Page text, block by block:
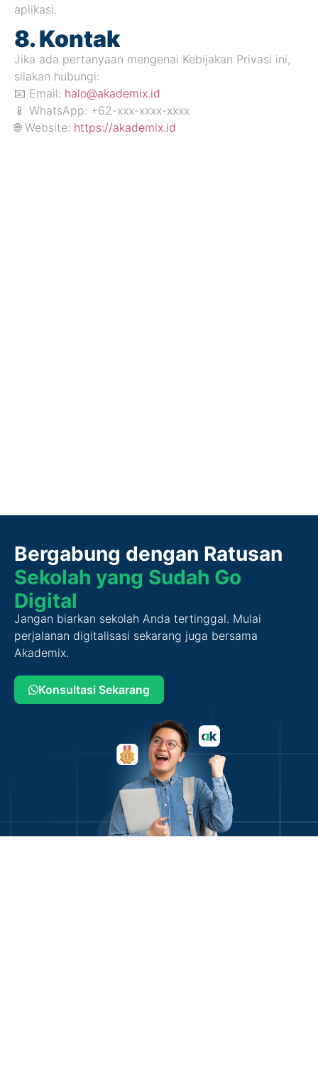
aplikasi.
8. Kontak
Jika ada pertanyaan mengenai Kebijakan Privasi ini,
silakan hubungi:
📧 Email: halo@akademix.id
📱 WhatsApp: +62-xxx-xxxx-xxxx
🌐 Website: https://akademix.id
Bergabung dengan Ratusan
Sekolah yang Sudah Go
Digital
Jangan biarkan sekolah Anda tertinggal. Mulai
perjalanan digitalisasi sekarang juga bersama
Akademix.
Konsultasi Sekarang